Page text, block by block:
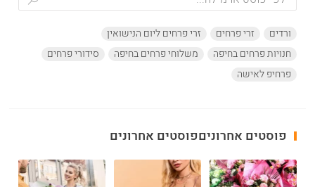
ורדים זרי פרחים
זרי פרחים ליום הנישואין
חנויות פרחים בחיפה
משלוחי פרחים בחיפה
סידורי פרחים
פרחיפ לאישה
פוסטים אחרוניםפוסטים אחרונים